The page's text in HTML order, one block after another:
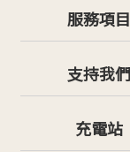
服務項目
支持我們
充電站